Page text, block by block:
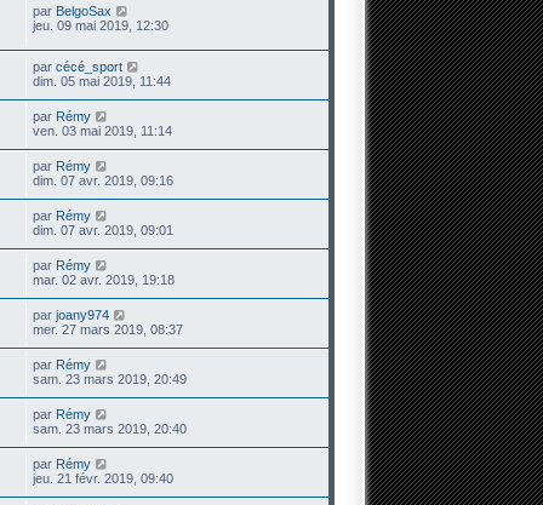
par BelgoSax
jeu. 09 mai 2019, 12:30
par cécé_sport
dim. 05 mai 2019, 11:44
par Rémy
ven. 03 mai 2019, 11:14
par Rémy
dim. 07 avr. 2019, 09:16
par Rémy
dim. 07 avr. 2019, 09:01
par Rémy
mar. 02 avr. 2019, 19:18
par joany974
mer. 27 mars 2019, 08:37
par Rémy
sam. 23 mars 2019, 20:49
par Rémy
sam. 23 mars 2019, 20:40
par Rémy
jeu. 21 févr. 2019, 09:40